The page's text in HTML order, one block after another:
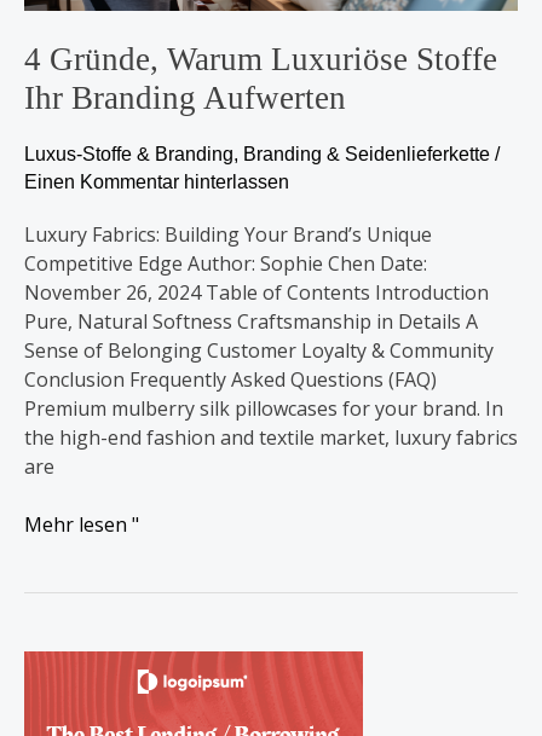
4 Gründe, Warum Luxuriöse Stoffe
Ihr Branding Aufwerten
Luxus-Stoffe & Branding, Branding & Seidenlieferkette /
Einen Kommentar hinterlassen
Luxury Fabrics: Building Your Brand’s Unique
Competitive Edge Author: Sophie Chen Date:
November 26, 2024 Table of Contents Introduction
Pure, Natural Softness Craftsmanship in Details A
Sense of Belonging Customer Loyalty & Community
Conclusion Frequently Asked Questions (FAQ)
Premium mulberry silk pillowcases for your brand. In
the high-end fashion and textile market, luxury fabrics
are
Mehr lesen "